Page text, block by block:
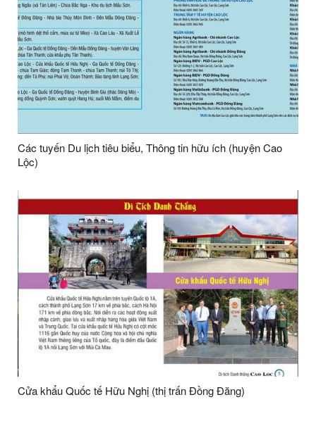
Các tuyến Du lịch tiêu biểu, Thông tin hữu ích (huyện Cao
Lộc)
Cửa khẩu Quốc tế Hữu Nghị (thị trấn Đồng Đăng)